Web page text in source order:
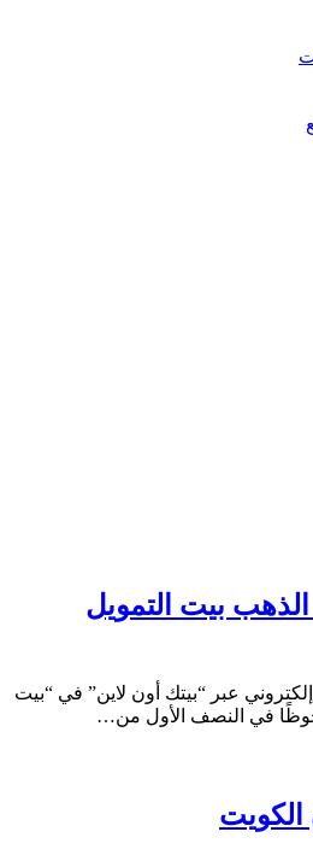
بيت التمويل
عبر “بيتك أون لاين” في “بيت
في النصف الأول من…
الكويت